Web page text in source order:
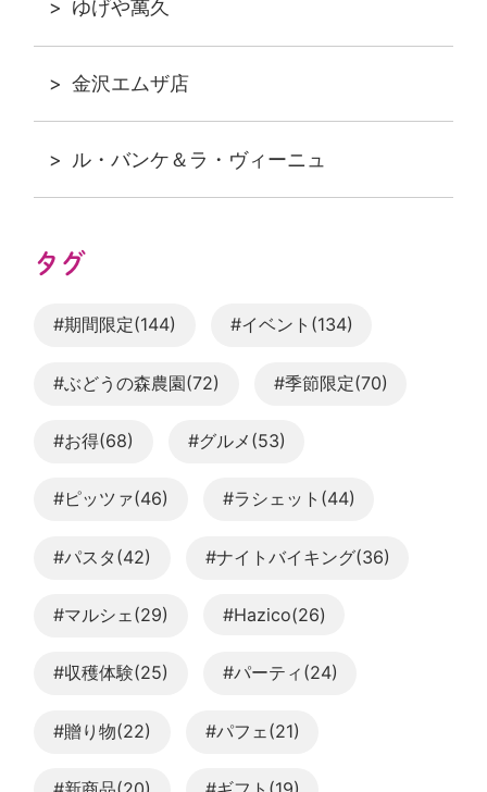
ゆげや萬久
金沢エムザ店
ル・バンケ＆ラ・ヴィーニュ
タグ
#期間限定(144) #イベント(134)
#ぶどうの森農園(72) #季節限定(70)
#お得(68) #グルメ(53)
#ピッツァ(46) #ラシェット(44)
#パスタ(42) #ナイトバイキング(36)
#マルシェ(29) #Hazico(26)
#収穫体験(25) #パーティ(24)
#贈り物(22) #パフェ(21)